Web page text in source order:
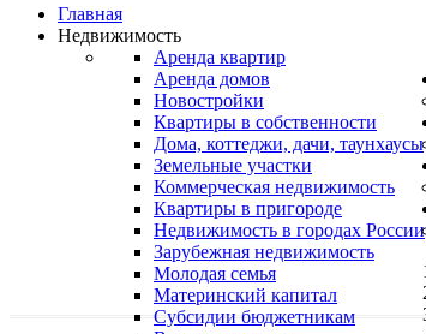
Главная
Недвижимость
Аренда квартир
Аренда домов
Новостройки
Квартиры в собственности
Дома, коттеджи, дачи, таунхаусы
Земельные участки
Коммерческая недвижимость
Квартиры в пригороде
Недвижимость в городах России
Зарубежная недвижимость
Молодая семья
Материнский капитал
Субсидии бюджетникам